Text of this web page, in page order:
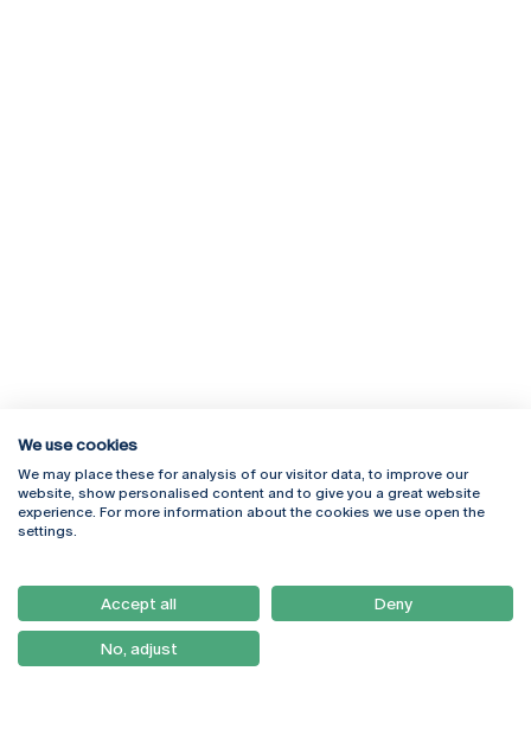
Rua Diogo Botelho 1327
4169-005 Porto
+351 226 196 240
Campus Online
Webmail
Como Chegar
Newsletter
We use cookies
We may place these for analysis of our visitor data, to improve our
website, show personalised content and to give you a great website
experience. For more information about the cookies we use open the
settings.
Accept all Deny
No, adjust